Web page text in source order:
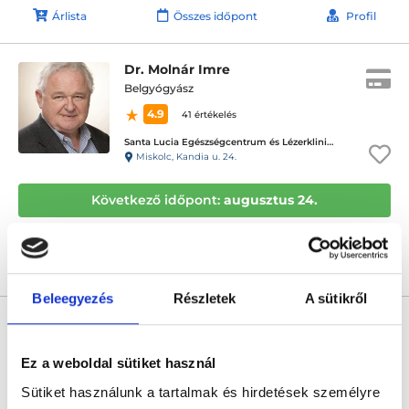
Beleegyezés Részletek A sütikről
Ez a weboldal sütiket használ
Sütiket használunk a tartalmak és hirdetések személyre
Árlista Összes időpont Profil
Dr. Molnár Imre
Belgyógyász
4.9
41 értékelés
Santa Lucia Egészségcentrum és Lézerklinika
Miskolc, Kandia u. 24.
Következő időpont: augusztus 24.
orvos, aki jogszabályok szerinti szakorvosi szakképesítés
önállóan nem végezhető szakmai tevékenységért teljes
felelősséggel tartozik és azt közvetlenül felügyeli az egészségügyi
szolgáltató szakorvosa az első részvizsgáig, utána pedig a
szakorvosjelölt önállóan láthat el feladatokat. A foglaljorvost.hu